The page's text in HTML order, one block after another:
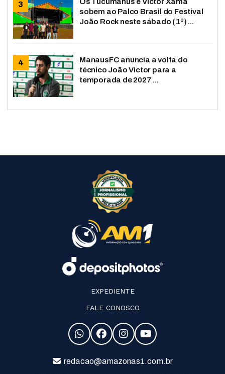
sobem ao Palco Brasil do Festival
João Rock neste sábado (1º) ...
ManausFC anuncia a volta do
técnico João Victor para a
temporada de 2027 ...
EXPEDIENTE
FALE CONOSCO
redacao@amazonas1.com.br